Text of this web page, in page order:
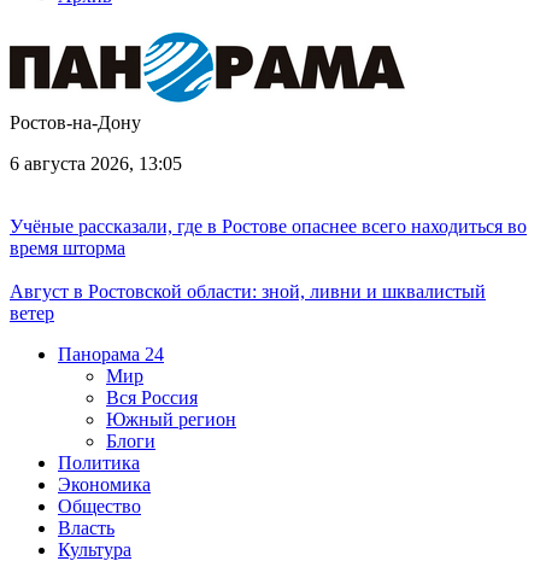
Ростов-на-Дону
6 августа 2026, 13:05
Учёные рассказали, где в Ростове опаснее всего находиться во
время шторма
Август в Ростовской области: зной, ливни и шквалистый
ветер
Панорама 24
Мир
Вся Россия
Южный регион
Блоги
Политика
Экономика
Общество
Власть
Культура